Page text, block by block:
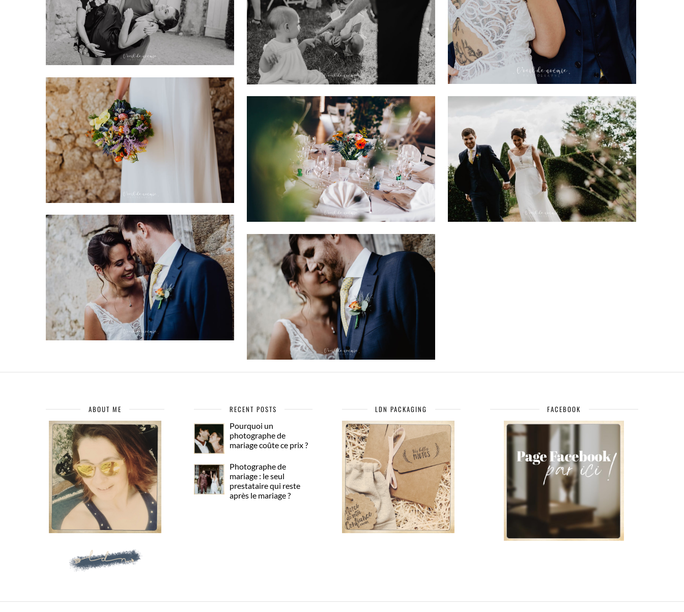
ABOUT ME RECENT POSTS
Pourquoi un
photographe de
mariage coûte ce prix ?
Photographe de
mariage : le seul
prestataire qui reste
après le mariage ?
LDN PACKAGING FACEBOOK